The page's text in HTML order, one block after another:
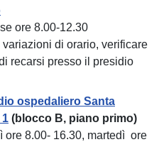
ore 8.00-12.30
di orario, verificare
recarsi presso il presidio
ospedaliero Santa
1 (blocco B, piano primo)
ore 8.00- 16.30, martedì ore